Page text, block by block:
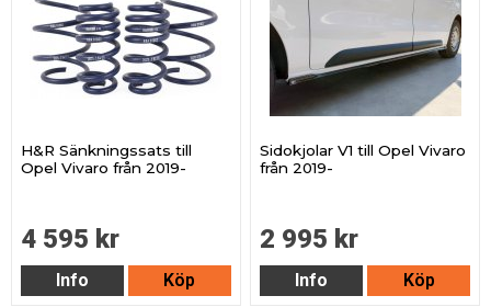
H&R Sänkningssats till
Opel Vivaro från 2019-
4 595 kr
Info Köp
Sidokjolar V1 till Opel Vivaro
från 2019-
2 995 kr
Info Köp